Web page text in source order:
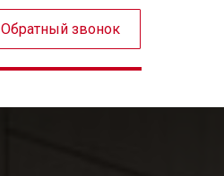
Обратный звонок